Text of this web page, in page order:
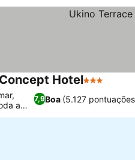
Hotel3 Estrelas
7,9Boa (5.127
a